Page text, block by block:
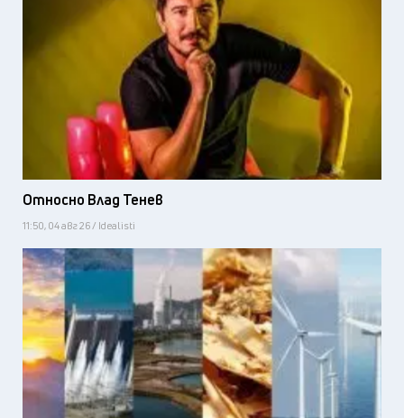
Относно Влад Тенев
11:50, 04 авг 26 / Idealisti